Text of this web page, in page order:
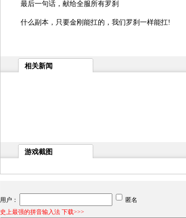
最后一句话，献给全服所有罗刹
什么副本，只要金刚能扛的，我们罗刹一样能扛!
相关新闻
游戏截图
用户：
匿名
史上最强的拼音输入法 下载>>>